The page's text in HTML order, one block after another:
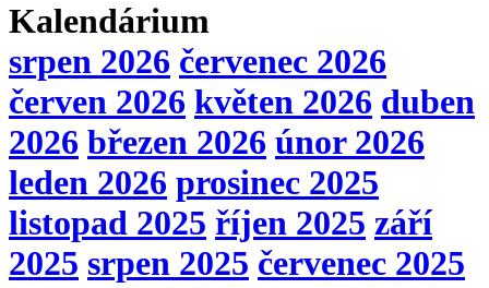
Kalendárium
srpen 2026 červenec 2026
červen 2026 květen 2026 duben
2026 březen 2026 únor 2026
leden 2026 prosinec 2025
listopad 2025 říjen 2025 září
2025 srpen 2025 červenec 2025